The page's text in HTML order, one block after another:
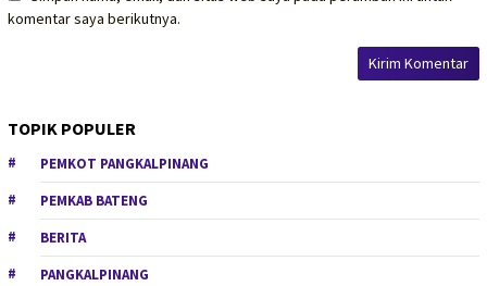
komentar saya berikutnya.
TOPIK POPULER
PEMKOT PANGKALPINANG
PEMKAB BATENG
BERITA
PANGKALPINANG